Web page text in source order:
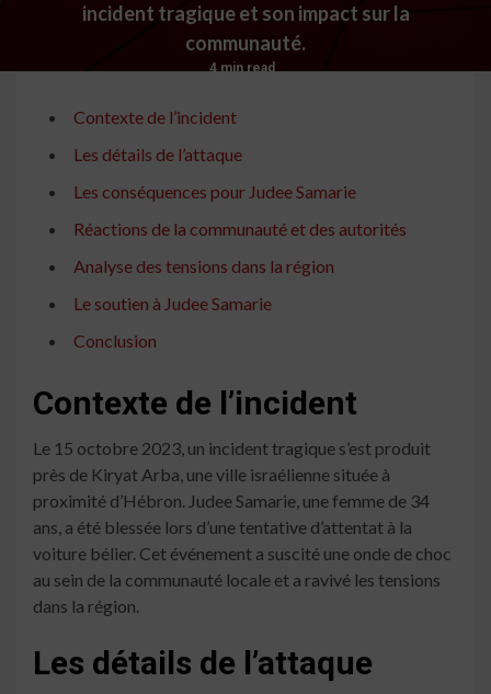
incident tragique et son impact sur la
communauté.
4 min read
Contexte de l’incident
Les détails de l’attaque
Les conséquences pour Judee Samarie
Réactions de la communauté et des autorités
Analyse des tensions dans la région
Le soutien à Judee Samarie
Conclusion
Contexte de l’incident
Le 15 octobre 2023, un incident tragique s’est produit
près de Kiryat Arba, une ville israélienne située à
proximité d’Hébron. Judee Samarie, une femme de 34
ans, a été blessée lors d’une tentative d’attentat à la
voiture bélier. Cet événement a suscité une onde de choc
au sein de la communauté locale et a ravivé les tensions
dans la région.
Les détails de l’attaque